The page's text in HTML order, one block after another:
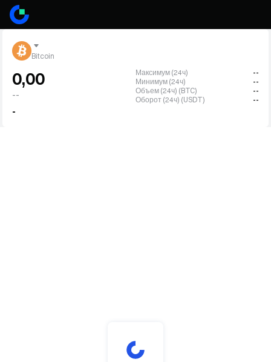
Bitcoin
0,00
--
-
Максимум (24ч)
--
Минимум (24ч)
--
Объем (24ч) (BTC)
--
Оборот (24ч) (USDT)
--